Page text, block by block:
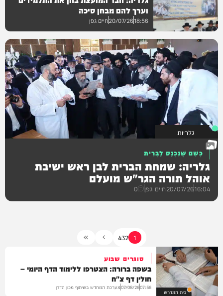
גלריות
גלריות
וערך להם מבחן סיכה
18:56
20/07/26חיים גפן
גלריות
כְּשֵׁם שֶׁנִּכְנַס לַבְּרִית
גלריה: שמחת הברית לבן ראש ישיבת
אוהל תורה הגר"ש מועלם
16:04
20/07/26חיים גפן 0
1
2
3
4
בית המדרש
סוגרים שבוע
בשפה ברורה: הצטרפו ללימוד הדף היומי –
חולין דף צ"ח
07:56
07/08/26מערכת המחדש בשיתוף מכון הדרן